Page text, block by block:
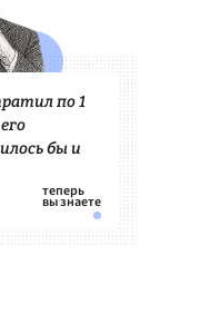
по 1
бы и